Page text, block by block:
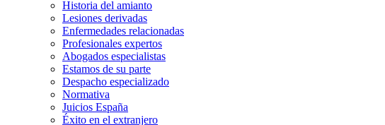
Historia del amianto
Lesiones derivadas
Enfermedades relacionadas
Profesionales expertos
Abogados especialistas
Estamos de su parte
Despacho especializado
Normativa
Juicios España
Éxito en el extranjero